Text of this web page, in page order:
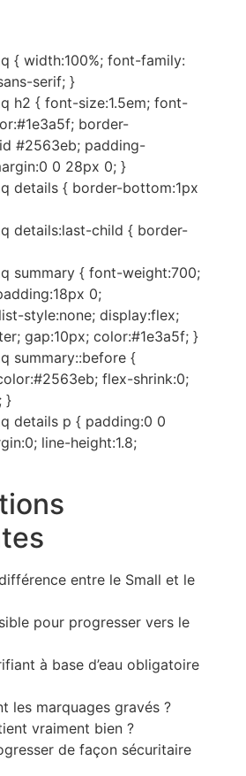
{ width:100%; font-family:
serif; }
h2 { font-size:1.5em; font-
border-
#2563eb; padding-
0 28px 0; }
details { border-bottom:1px
details:last-child { border-
summary { font-weight:700;
0;
style:none; display:flex;
gap:10px; color:#1e3a5f; }
summary::before {
flex-shrink:0;
}
details p { padding:0 0
line-height:1.8;
entre le Small et le
pour progresser vers le
à base d’eau obligatoire
les marquages gravés ?
vraiment bien ?
de façon sécuritaire